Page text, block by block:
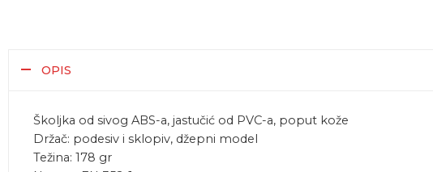
OPIS
Školjka od sivog ABS-a, jastučić od PVC-a, poput kože
Držač: podesiv i sklopiv, džepni model
Težina: 178 gr